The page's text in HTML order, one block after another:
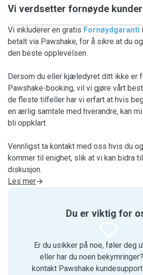
Vi verdsetter fornøyde kunder
Vi inkluderer en gratis Fornøydgaranti
betalt via Pawshake, for å sikre at du
den beste opplevelsen.
Dersom du eller kjæledyret ditt ikke er
Pawshake-booking, vil vi gjøre vårt
de fleste tilfeller har vi erfart at hvis
en ærlig samtale med hverandre, kan
bli oppklart.
Vennligst ta kontakt med oss hvis du
kommer til enighet, slik at vi kan bidra
diskusjon.
Les mer
Du er viktig for
Er du usikker på noe, føler deg
eller har du noen
kontakt Pawshake